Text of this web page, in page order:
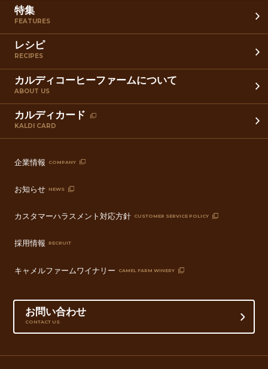
特集
FEATURES
レシピ
RECIPES
カルディコーヒーファームについて
ABOUT US
カルディカード
KALDI CARD
企業情報 COMPANY
お知らせ NEWS
カスタマーハラスメント対応方針 CUSTOMER SERVICE POLICY
採用情報 RECRUIT
キャメルファームワイナリー CAMEL FARM WINERY
お問い合わせ
CONTACT US